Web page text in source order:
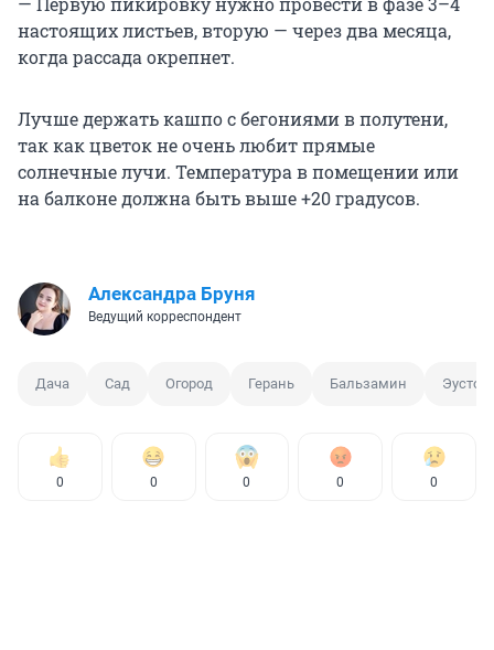
настоящих листьев, вторую — через два месяца,
когда рассада окрепнет.
Лучше держать кашпо с бегониями в полутени,
так как цветок не очень любит прямые
солнечные лучи. Температура в помещении или
на балконе должна быть выше +20 градусов.
Александра Бруня
Ведущий корреспондент
Дача Сад Огород Герань Бальзамин
0 0 0 0 0